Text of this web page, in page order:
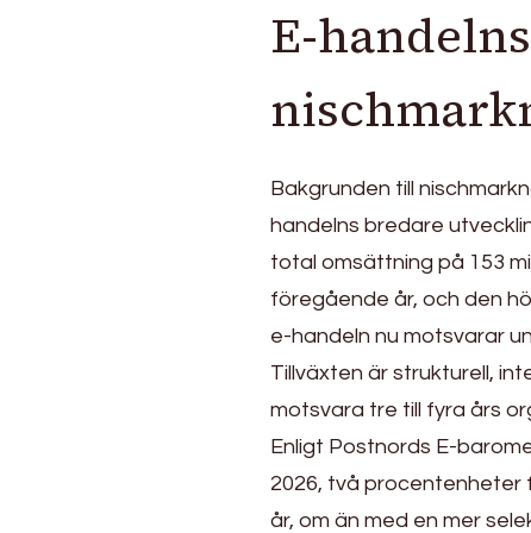
E-
Bakgrunden till
handelns bredare
total omsättning på 153
föregående år, och den
e-handeln nu motsvarar
Tillväxten är strukturell,
motsvara tre till fyra års
Enligt Postnords E-
2026, två procentenheter
år, om än med en mer